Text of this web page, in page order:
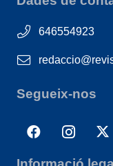
646554923
Segueix-nos